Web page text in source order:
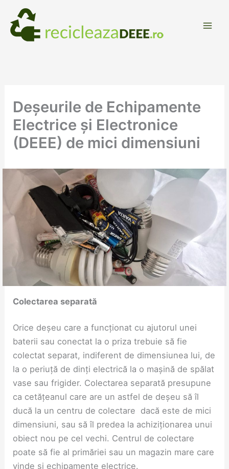
content
Deșeurile de Echipamente
Electrice și Electronice
(DEEE) de mici dimensiuni
Colectarea separată
Orice deșeu care a funcționat cu ajutorul unei
baterii sau conectat la o priza trebuie să fie
colectat separat, indiferent de dimensiunea lui, de
la o periuță de dinți electrică la o mașină de spălat
vase sau frigider. Colectarea separată presupune
ca cetățeanul care are un astfel de deșeu să îl
ducă la un centru de colectare dacă este de mici
dimensiuni, sau să îl predea la achiziționarea unui
obiect nou pe cel vechi. Centrul de colectare
poate să fie al primăriei sau un magazin mare care
vinde și echipamente electrice.